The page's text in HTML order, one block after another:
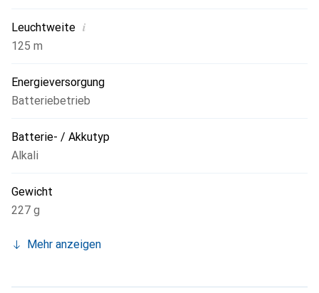
Leuchtweite i
125 m
Energieversorgung
Batteriebetrieb
Batterie- / Akkutyp
Alkali
Gewicht
227 g
Mehr anzeigen